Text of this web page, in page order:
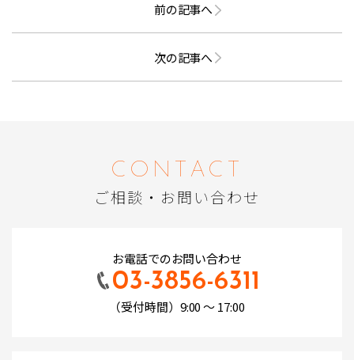
前の記事へ
次の記事へ
CONTACT
ご相談・お問い合わせ
お電話でのお問い合わせ
03-3856-6311
（受付時間）9:00 ～ 17:00